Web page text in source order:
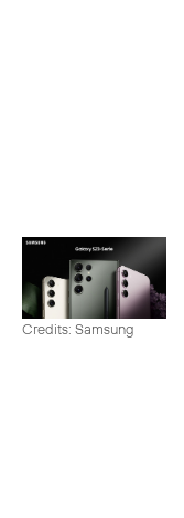
Credits: Samsung